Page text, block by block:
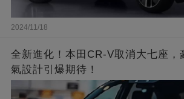
2024/11/18
全新進化！本田CR-V取消大七座，
氣設計引爆期待！